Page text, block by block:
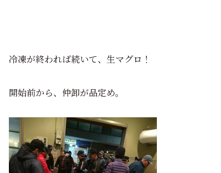
冷凍が終われば続いて、生マグロ！
開始前から、仲卸が品定め。